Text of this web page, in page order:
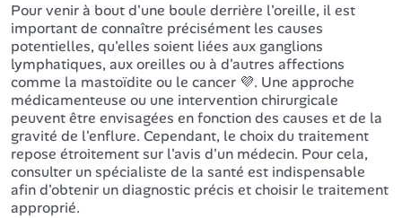
Pour venir à bout d'une boule derrière l'oreille, il est
important de connaître précisément les causes
potentielles, qu'elles soient liées aux ganglions
lymphatiques, aux oreilles ou à d'autres affections
comme la mastoïdite ou le cancer 💜. Une approche
médicamenteuse ou une intervention chirurgicale
peuvent être envisagées en fonction des causes et de la
gravité de l'enflure. Cependant, le choix du traitement
repose étroitement sur l'avis d'un médecin. Pour cela,
consulter un spécialiste de la santé est indispensable
afin d'obtenir un diagnostic précis et choisir le traitement
approprié.